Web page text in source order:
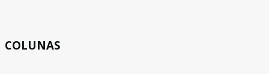
COLUNAS